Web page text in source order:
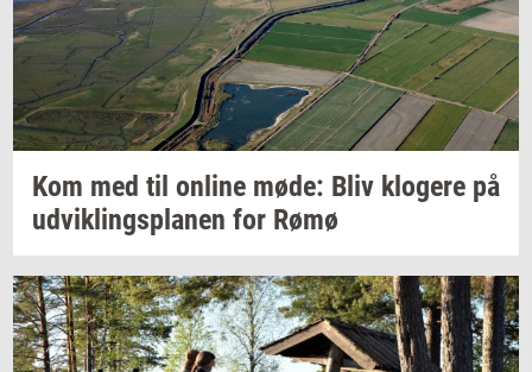
Kom med til on­li­ne møde: Bliv klo­ge­re på
ud­vik­lings­pla­nen for Rømø